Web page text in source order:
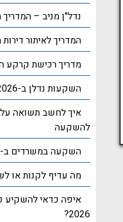
נדל"ן מניב –
המדריך לאיתור
מדריך רכישת קרקע
השקעות נדלן ב-2026
איך לחשב תשואה על
להשקעה
השקעה במשרדים ב-2025
מה עדיף לקנות או
איפה כדאי
2026?